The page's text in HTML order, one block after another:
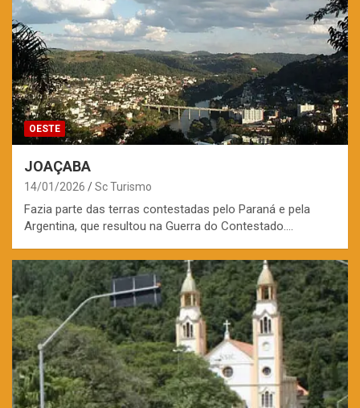
OESTE
JOAÇABA
14/01/2026 Sc Turismo
Fazia parte das terras contestadas pelo Paraná e pela
Argentina, que resultou na Guerra do Contestado.…